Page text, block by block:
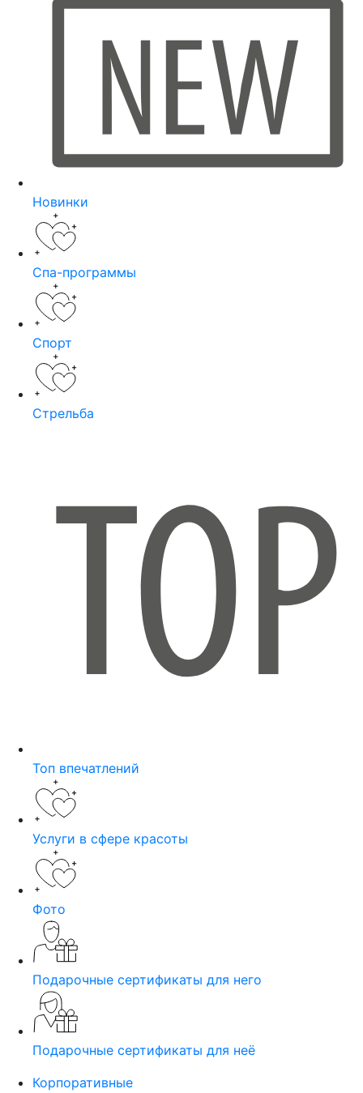
Новинки
Спа-программы
Спорт
Стрельба
Топ впечатлений
Услуги в сфере красоты
Фото
Подарочные сертификаты для него
Подарочные сертификаты для неё
Корпоративные